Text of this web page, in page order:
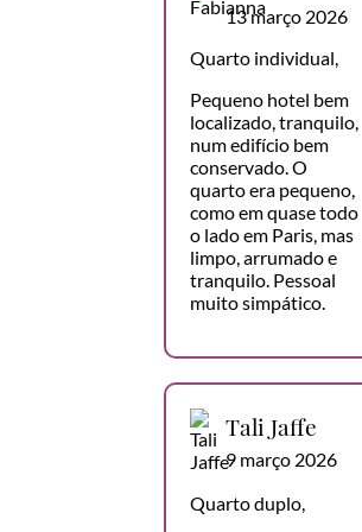
13 março 2026
Quarto individual,
Pequeno hotel bem
localizado, tranquilo,
num edifício bem
conservado. O
quarto era pequeno,
como em quase todo
o lado em Paris, mas
limpo, arrumado e
tranquilo. Pessoal
muito simpático.
Tali Jaffe
9 março 2026
Quarto duplo,